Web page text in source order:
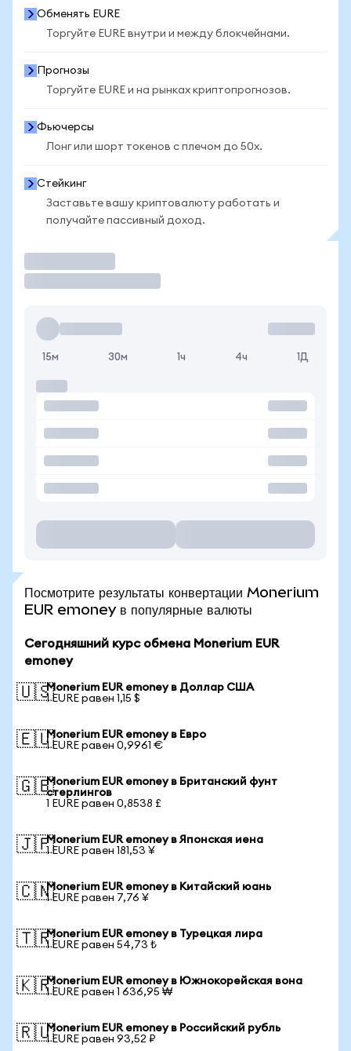
Обменять EURE
Торгуйте EURE внутри и между блокчейнами.
Прогнозы
Торгуйте EURE и на рынках криптопрогнозов.
Фьючерсы
Лонг или шорт токенов с плечом до 50x.
Стейкинг
Заставьте вашу криптовалюту работать и
получайте пассивный доход.
15м 30м 1ч 4ч 1Д
Посмотрите результаты конвертации Monerium
EUR emoney в популярные валюты
Сегодняшний курс обмена Monerium EUR
emoney
🇺🇸Monerium EUR emoney в Доллар США
1 EURE равен 1,15 $
🇪🇺Monerium EUR emoney в Евро
1 EURE равен 0,9961 €
🇬🇧Monerium EUR emoney в Британский фунт
стерлингов
1 EURE равен 0,8538 £
🇯🇵Monerium EUR emoney в Японская иена
1 EURE равен 181,53 ¥
🇨🇳Monerium EUR emoney в Китайский юань
1 EURE равен 7,76 ¥
🇹🇷Monerium EUR emoney в Турецкая лира
1 EURE равен 54,73 ₺
🇰🇷Monerium EUR emoney в Южнокорейская вона
1 EURE равен 1 636,95 ₩
🇷🇺Monerium EUR emoney в Российский рубль
1 EURE равен 93,52 ₽